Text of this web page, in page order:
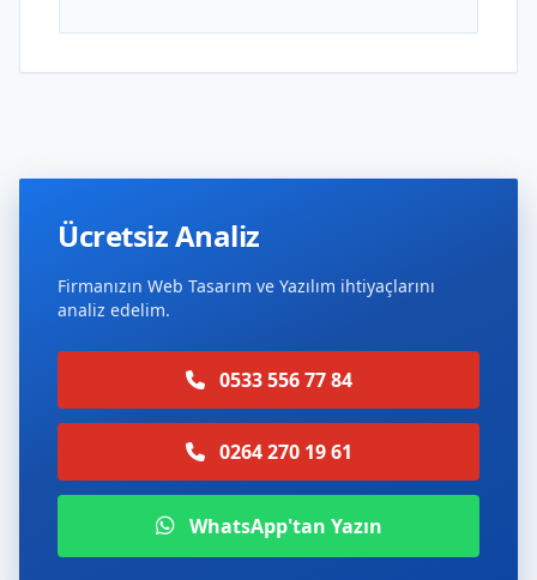
Ücretsiz Analiz
Firmanızın Web Tasarım ve Yazılım ihtiyaçlarını
analiz edelim.
0533 556 77 84
0264 270 19 61
WhatsApp'tan Yazın